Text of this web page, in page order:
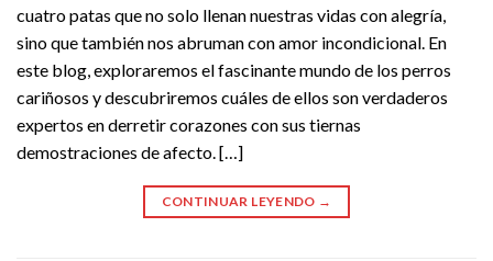
cuatro patas que no solo llenan nuestras vidas con alegría,
sino que también nos abruman con amor incondicional. En
este blog, exploraremos el fascinante mundo de los perros
cariñosos y descubriremos cuáles de ellos son verdaderos
expertos en derretir corazones con sus tiernas
demostraciones de afecto. […]
CONTINUAR LEYENDO →